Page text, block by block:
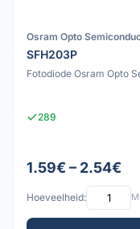
Osram Opto
SFH203P
Fotodiode Osram Opto
289
1.59€ – 2.54€
Hoeveelheid: